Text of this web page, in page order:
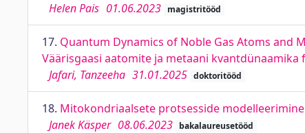
Helen Pais 01.06.2023 magistritööd
17. Quantum Dynamics of Noble Gas Atoms and
Väärisgaasi aatomite ja metaani
Jafari, Tanzeeha 31.01.2025 doktoritööd
18. Mitokondriaalsete protsesside
Janek Käsper 08.06.2023 bakalaureusetööd